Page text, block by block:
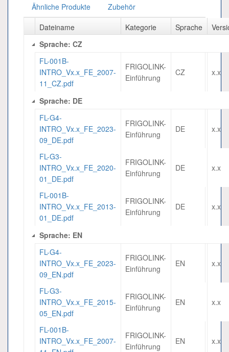
Ähnliche Produkte
Zubehör
Dateiname
Kategorie Sprache
Sprache: CZ
FL-001B-
INTRO_Vx.x_FE_2007-
11_CZ.pdf
FRIGOLINK-
Einführung
CZ x.x
Sprache: DE
FL-G4-
INTRO_Vx.x_FE_2023-
09_DE.pdf
FRIGOLINK-
Einführung
DE x.x
FL-G3-
INTRO_Vx.x_FE_2020-
01_DE.pdf
FRIGOLINK-
Einführung
DE x.x
FL-001B-
INTRO_Vx.x_FE_2013-
01_DE.pdf
FRIGOLINK-
Einführung
DE x.x
Sprache: EN
FL-G4-
INTRO_Vx.x_FE_2023-
09_EN.pdf
FRIGOLINK-
Einführung
EN x.x
FL-G3-
INTRO_Vx.x_FE_2015-
05_EN.pdf
FRIGOLINK-
Einführung
EN x.x
FL-001B-
INTRO_Vx.x_FE_2007-
FRIGOLINK-
Einführung
EN x.x